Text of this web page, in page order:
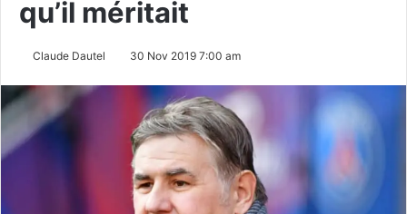
qu’il méritait
Claude Dautel 30 Nov 2019 7:00 am